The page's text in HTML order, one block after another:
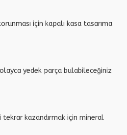
için kapalı kasa tasarıma
yedek parça bulabileceğiniz
kazandırmak için mineral